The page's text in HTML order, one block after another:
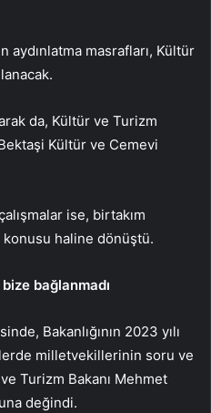
masrafları, Kültür
da, Kültür ve Turizm
Kültür ve Cemevi
ise, birtakım
konusu haline dönüştü.
bağlanmadı
Bakanlığının 2023 yılı
milletvekillerinin soru ve
Turizm Bakanı Mehmet
değindi.